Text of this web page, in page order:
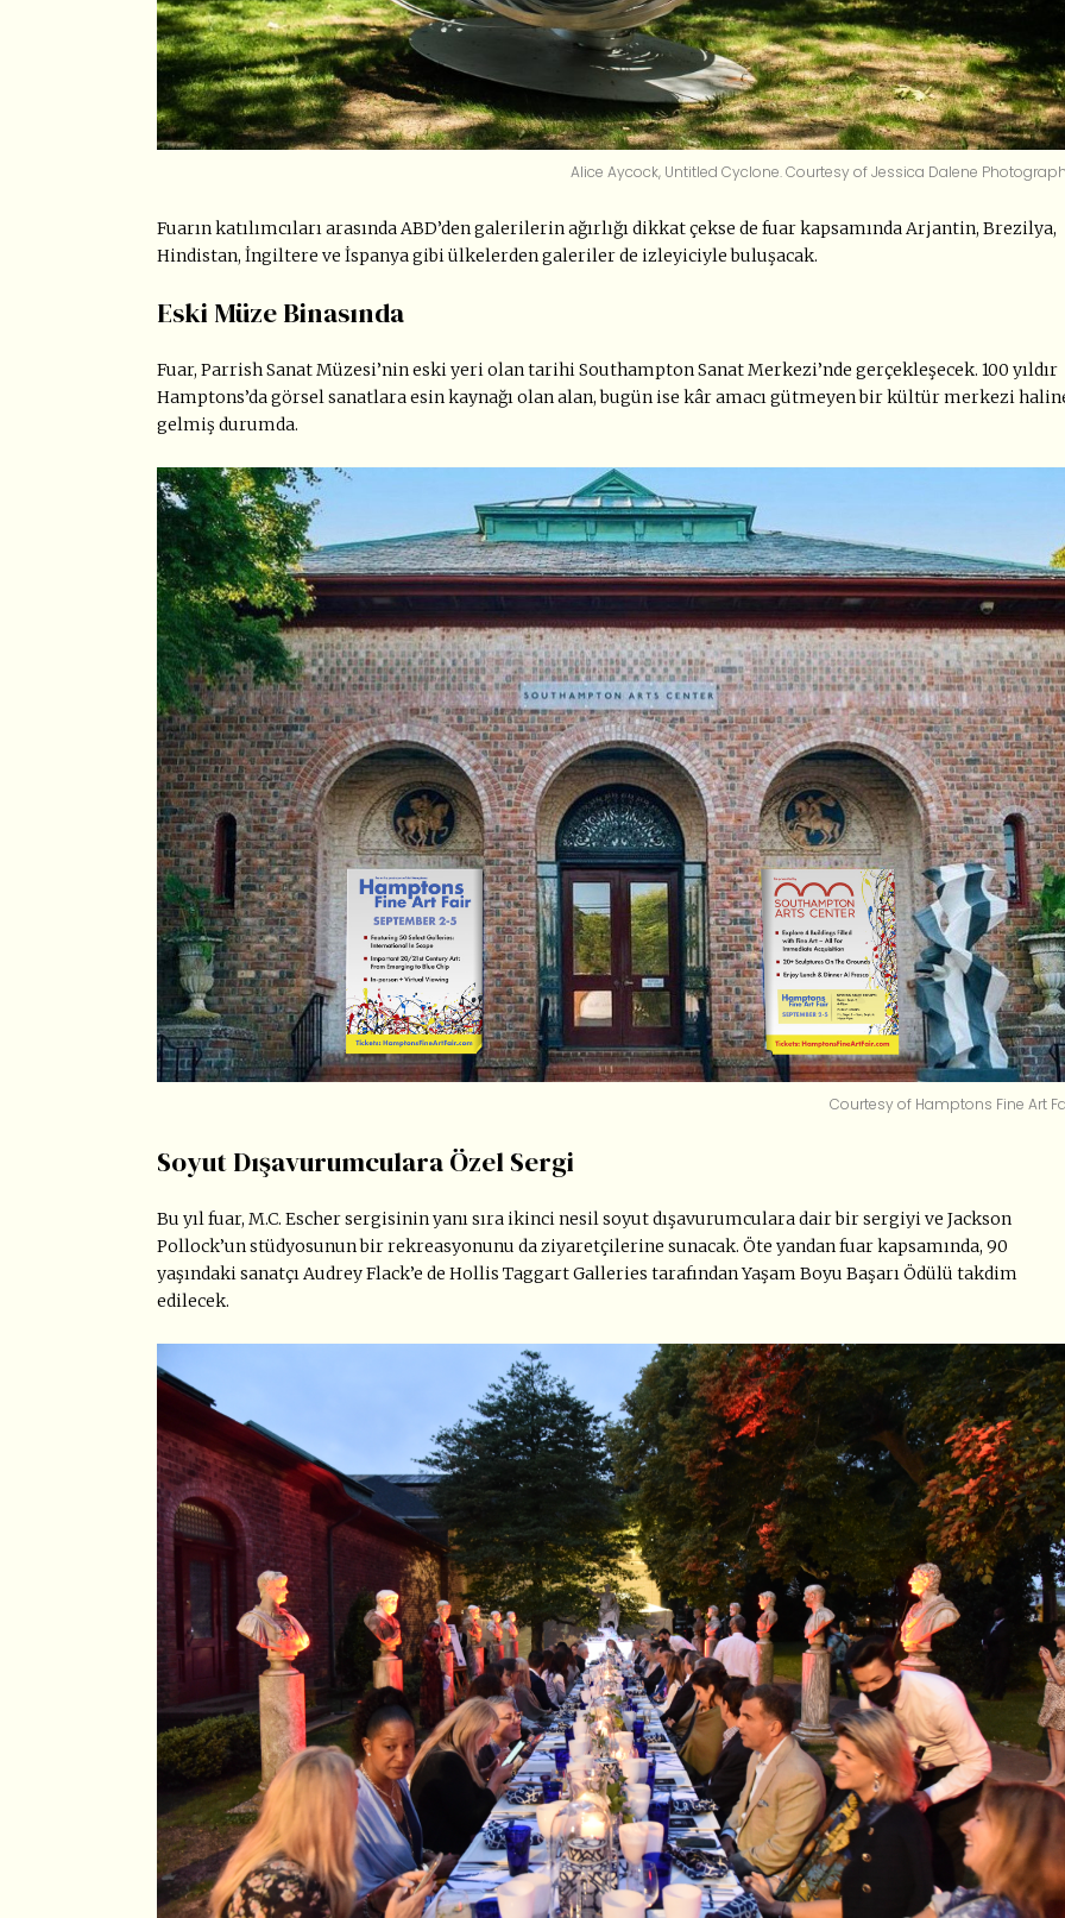
Alice Aycock, Untitled Cyclone. Courtesy of Jessica Dalene
Fuarın katılımcıları arasında ABD’den galerilerin ağırlığı dikkat çekse de fuar kapsamında Arjantin, Brezilya,
Hindistan, İngiltere ve İspanya gibi ülkelerden galeriler de izleyiciyle buluşacak.
Eski Müze Binasında
Fuar, Parrish Sanat Müzesi’nin eski yeri olan tarihi Southampton Sanat Merkezi’nde gerçekleşecek. 100 yıldır
Hamptons’da görsel sanatlara esin kaynağı olan alan, bugün ise kâr amacı gütmeyen bir kültür merkezi
gelmiş durumda.
Courtesy of Hamptons Fine Art
Soyut Dışavurumculara Özel Sergi
Bu yıl fuar, M.C. Escher sergisinin yanı sıra ikinci nesil soyut dışavurumculara dair bir sergiyi ve Jackson
Pollock’un stüdyosunun bir rekreasyonunu da ziyaretçilerine sunacak. Öte yandan fuar kapsamında, 90
yaşındaki sanatçı Audrey Flack’e de Hollis Taggart Galleries tarafından Yaşam Boyu Başarı Ödülü takdim
edilecek.